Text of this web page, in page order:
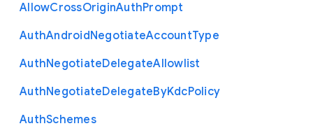
AllowCrossOriginAuthPrompt
AuthAndroidNegotiateAccountType
AuthNegotiateDelegateAllowlist
AuthNegotiateDelegateByKdcPolicy
AuthSchemes